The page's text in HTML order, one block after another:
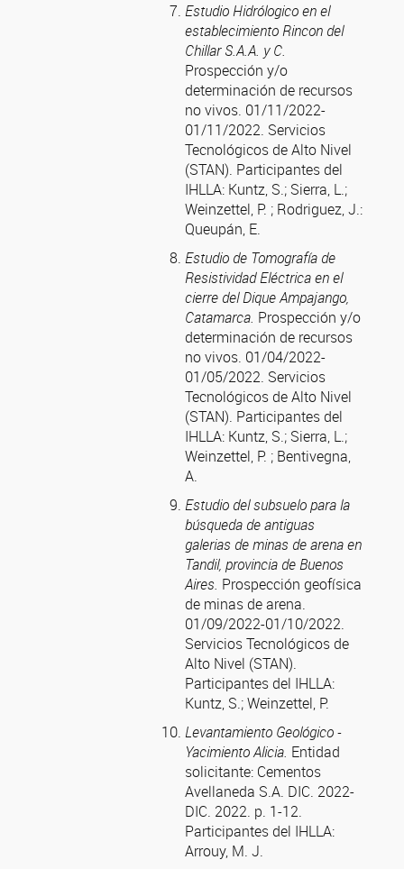
Estudio Hidrólogico en el
establecimiento Rincon del
Chillar S.A.A. y C.
Prospección y/o
determinación de recursos
no vivos. 01/11/2022-
01/11/2022. Servicios
Tecnológicos de Alto Nivel
(STAN). Participantes del
IHLLA: Kuntz, S.; Sierra, L.;
Weinzettel, P. ; Rodriguez, J.:
Queupán, E.
Estudio de Tomografía de
Resistividad Eléctrica en el
cierre del Dique Ampajango,
Catamarca. Prospección y/o
determinación de recursos
no vivos. 01/04/2022-
01/05/2022. Servicios
Tecnológicos de Alto Nivel
(STAN). Participantes del
IHLLA: Kuntz, S.; Sierra, L.;
Weinzettel, P. ; Bentivegna,
A.
Estudio del subsuelo para la
búsqueda de antiguas
galerias de minas de arena en
Tandil, provincia de Buenos
Aires. Prospección geofísica
de minas de arena.
01/09/2022-01/10/2022.
Servicios Tecnológicos de
Alto Nivel (STAN).
Participantes del IHLLA:
Kuntz, S.; Weinzettel, P.
Levantamiento Geológico -
Yacimiento Alicia. Entidad
solicitante: Cementos
Avellaneda S.A. DIC. 2022-
DIC. 2022. p. 1-12.
Participantes del IHLLA:
Arrouy, M. J.